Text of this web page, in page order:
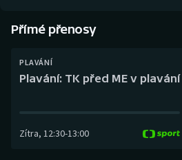
Box
Curling
Přímé přenosy
PLAVÁNÍ
Plavání: TK před ME v plavání
Zítra, 12:30-13:00